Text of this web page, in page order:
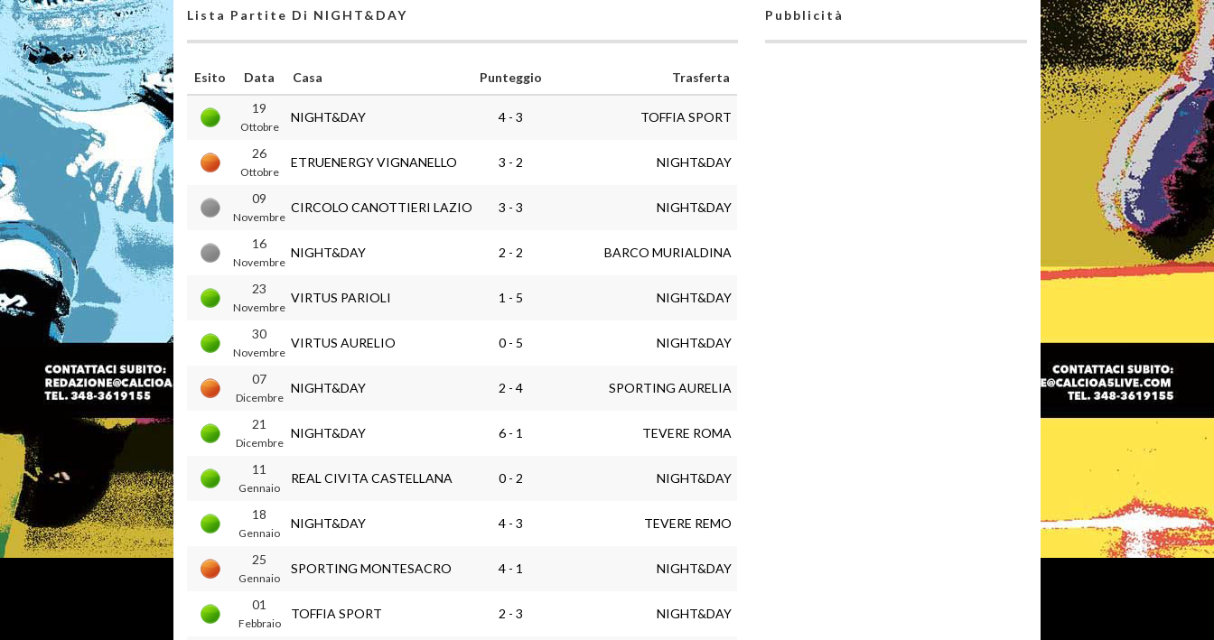
Lista Partite Di NIGHT&DAY
Esito Data Casa Punteggio
Trasferta
19
Ottobre
NIGHT&DAY 4 - 3 TOFFIA SPORT
26
Ottobre
ETRUENERGY VIGNANELLO 3 - 2 NIGHT&DAY
09
Novembre
CIRCOLO CANOTTIERI LAZIO 3 - 3 NIGHT&DAY
16
Novembre
NIGHT&DAY 2 - 2 BARCO MURIALDINA
23
Novembre
VIRTUS PARIOLI 1 - 5 NIGHT&DAY
30
Novembre
VIRTUS AURELIO 0 - 5 NIGHT&DAY
07
Dicembre
NIGHT&DAY 2 - 4 SPORTING AURELIA
21
Dicembre
NIGHT&DAY 6 - 1 TEVERE ROMA
11
Gennaio
REAL CIVITA CASTELLANA 0 - 2 NIGHT&DAY
18
Gennaio
NIGHT&DAY 4 - 3 TEVERE REMO
25
Gennaio
SPORTING MONTESACRO 4 - 1 NIGHT&DAY
01
Febbraio
TOFFIA SPORT 2 - 3 NIGHT&DAY
Pubblicità